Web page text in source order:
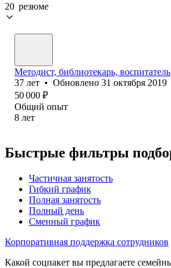
20 резюме
Методист, библиотекарь, воспитатель
37 лет • Обновлено 31 октября 2019
50 000 ₽
Общий опыт
8 лет
Быстрые фильтры
Частичная занятость
Гибкий график
Полная занятость
Полный день
Сменный график
Корпоративная поддержка сотрудников
Какой соцпакет вы предлагаете